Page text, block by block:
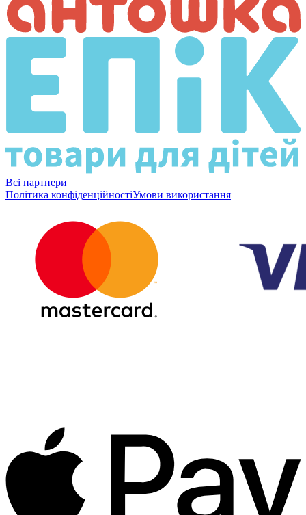
Всі партнери
Політика конфіденційностіУмови використання